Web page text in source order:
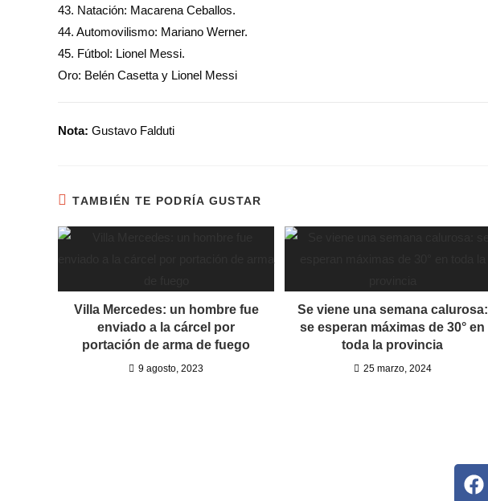
43. Natación: Macarena Ceballos.
44. Automovilismo: Mariano Werner.
45. Fútbol: Lionel Messi.
Oro: Belén Casetta y Lionel Messi
Nota: Gustavo Falduti
TAMBIÉN TE PODRÍA GUSTAR
Villa Mercedes: un hombre fue
enviado a la cárcel por
portación de arma de fuego
9 agosto, 2023
Se viene una semana calurosa:
se esperan máximas de 30° en
toda la provincia
25 marzo, 2024